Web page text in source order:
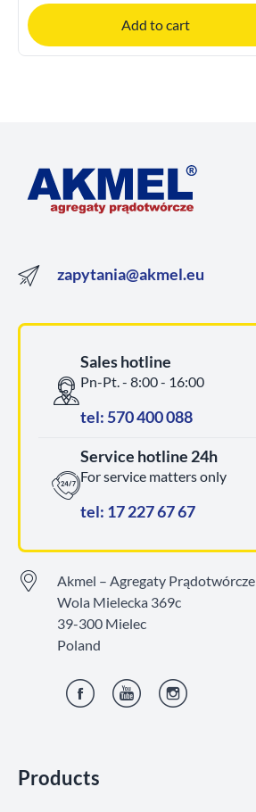
Add to cart
Products
zapytania@akmel.eu
Sales hotline
Pn-Pt. - 8:00 - 16:00
tel: 570 400 088
Service hotline 24h
For service matters only
tel: 17 227 67 67
Akmel – Agregaty Prądotwórcze
Wola Mielecka 369c
39-300 Mielec
Poland